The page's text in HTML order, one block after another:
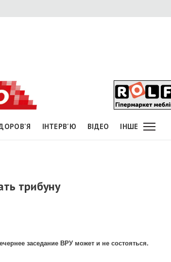
ІНТЕРВ'Ю ВІДЕО ІНШЕ
трибуну
заседание ВРУ может и не состояться.